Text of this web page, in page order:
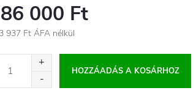
000 Ft
937 Ft ÁFA nélkül
HOZZÁADÁS A KOSÁRHOZ